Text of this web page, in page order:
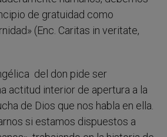
de gratuidad como
(Enc. Caritas in veritate,
del don pide ser
actitud interior de apertura a la
de Dios que nos habla en ella.
si estamos dispuestos a